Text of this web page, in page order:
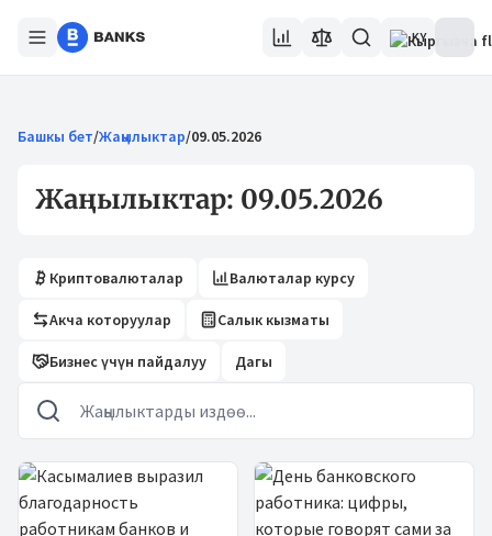
KY
Башкы бет/Жаңылыктар/09.05.2026
Жаңылыктар: 09.05.2026
Криптовалюталар Валюталар курсу
Акча которуулар Салык кызматы
Бизнес үчүн пайдалуу Дагы
Жаңылыктар